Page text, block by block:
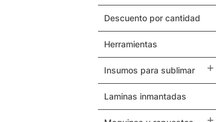
Herramientas
Termovinilos
Posicionadores
descuento por cantidad
herramientas
insumos para sublimar
laminas inmantadas